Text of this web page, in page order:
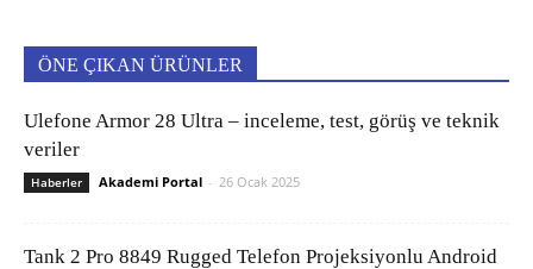
ÖNE ÇIKAN ÜRÜNLER
Ulefone Armor 28 Ultra – inceleme, test, görüş ve teknik
veriler
Haberler Akademi Portal - 26 Ocak 2025
Tank 2 Pro 8849 Rugged Telefon Projeksiyonlu Android